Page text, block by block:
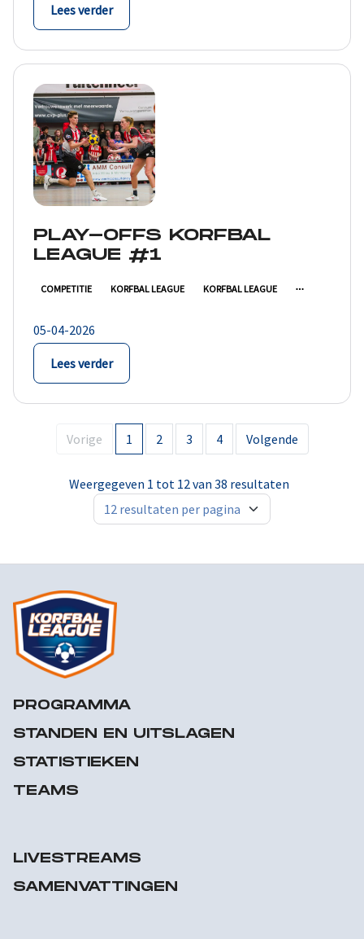
Lees verder
PLAY-OFFS KORFBAL
LEAGUE #1
COMPETITIE KORFBAL LEAGUE KORFBAL LEAGUE
05-04-2026
Lees verder
Vorige 1 2 3 4 Volgende
Weergegeven 1 tot 12 van 38 resultaten
PROGRAMMA
STANDEN EN UITSLAGEN
STATISTIEKEN
TEAMS
LIVESTREAMS
SAMENVATTINGEN